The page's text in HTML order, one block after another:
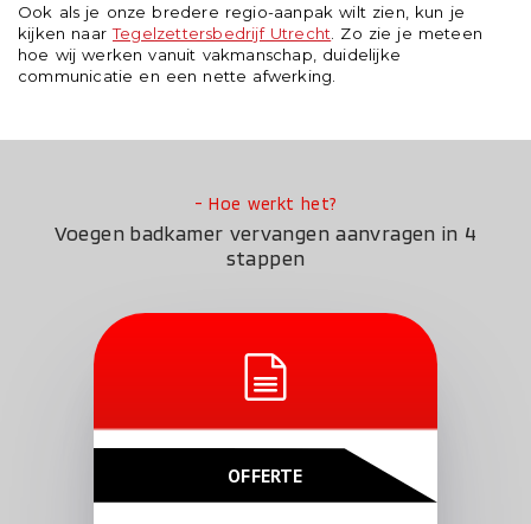
Ook als je onze bredere regio-aanpak wilt zien, kun je
kijken naarTegelzettersbedrijf Utrecht . Zo zie je meteen
hoe wij werken vanuit vakmanschap, duidelijke
communicatie en een nette afwerking.
- Hoe werkt het?
Voegen badkamer vervangen aanvragen in 4
stappen
OFFERTE